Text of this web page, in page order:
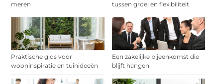
meren
tussen groei en flexibiliteit
Praktische gids voor
wooninspiratie en tuinideeën
Een zakelijke bijeenkomst die
blijft hangen